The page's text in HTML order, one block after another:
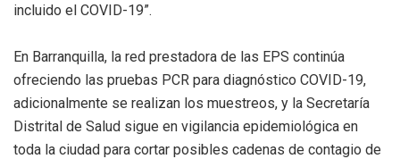
incluido el COVID-19”.
En Barranquilla, la red prestadora de las EPS continúa
ofreciendo las pruebas PCR para diagnóstico COVID-19,
adicionalmente se realizan los muestreos, y la Secretaría
Distrital de Salud sigue en vigilancia epidemiológica en
toda la ciudad para cortar posibles cadenas de contagio de